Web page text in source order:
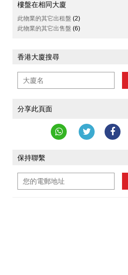
樓盤在相同大廈
此物業的其它出租盤 (2)
此物業的其它出售盤 (6)
香港大廈搜尋
分享此頁面
保持聯繫